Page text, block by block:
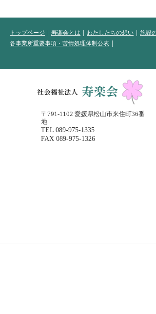
トップページ 寿楽会とは わたしたちの想い 施設
各事業所重要事項・苦情処理体制公表
〒791-1102 愛媛県松山市来住町36番
地
TEL089-975-1335
FAX 089-975-1326